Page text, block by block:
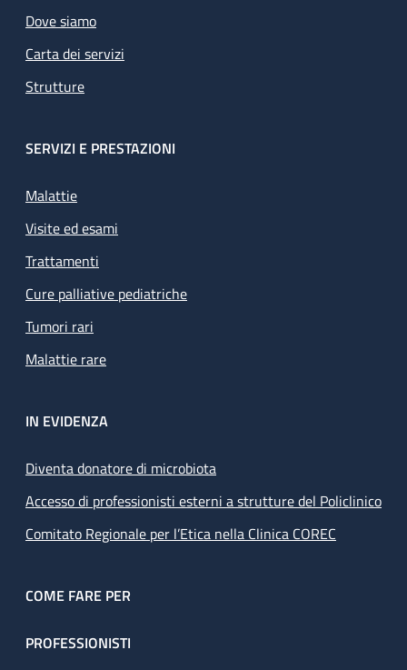
Dove siamo
Carta dei servizi
Strutture
SERVIZI E PRESTAZIONI
Malattie
Visite ed esami
Trattamenti
Cure palliative pediatriche
Tumori rari
Malattie rare
IN EVIDENZA
Diventa donatore di microbiota
Accesso di professionisti esterni a strutture del Policlinico
Comitato Regionale per l’Etica nella Clinica COREC
COME FARE PER
PROFESSIONISTI